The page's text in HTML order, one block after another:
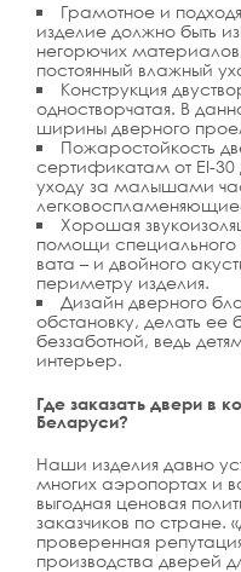
Грамотное и
изделие должно быть
негорючих
постоянный влажный
Конструкция
одностворчатая. В
ширины дверного
Пожаростойкость
сертификатам от EI-
уходу за малышами
Хорошая
помощи специального
вата – и двойного
периметру изделия.
Дизайн дверного
обстановку, делать
беззаботной, ведь
интерьер.
Где заказать двери в
Беларуси?
Наши изделия давно
многих аэропортах и
выгодная ценовая
заказчиков по стране.
проверенная
производства дверей